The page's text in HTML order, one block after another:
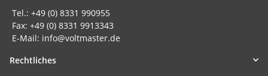
Tel.: +49 (0) 8331 990955
Fax: +49 (0) 8331 9913343
E-Mail: info@voltmaster.de
Rechtliches